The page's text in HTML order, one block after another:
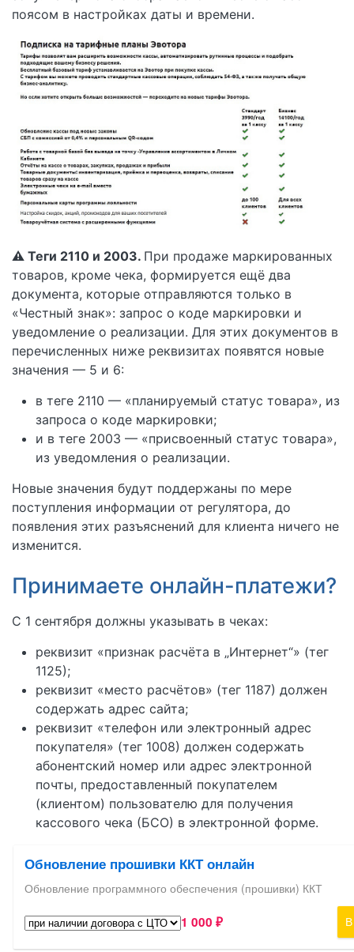
поясом в настройках даты и времени.
⚠️ Теги 2110 и 2003. При продаже маркированных
товаров, кроме чека, формируется ещё два
документа, которые отправляются только в
«Честный знак»: запрос о коде маркировки и
уведомление о реализации. Для этих документов в
перечисленных ниже реквизитах появятся новые
значения — 5 и 6:
в теге 2110 — «планируемый статус товара», из
запроса о коде маркировки;
и в теге 2003 — «присвоенный статус товара»,
из уведомления о реализации.
Новые значения будут поддержаны по мере
поступления информации от регулятора, до
появления этих разъяснений для клиента ничего не
изменится.
Принимаете онлайн-платежи?
С 1 сентября должны указывать в чеках:
реквизит «признак расчёта в „Интернет“» (тег
1125);
реквизит «место расчётов» (тег 1187) должен
содержать адрес сайта;
реквизит «телефон или электронный адрес
покупателя» (тег 1008) должен содержать
абонентский номер или адрес электронной
почты, предоставленный покупателем
(клиентом) пользователю для получения
кассового чека (БСО) в электронной форме.